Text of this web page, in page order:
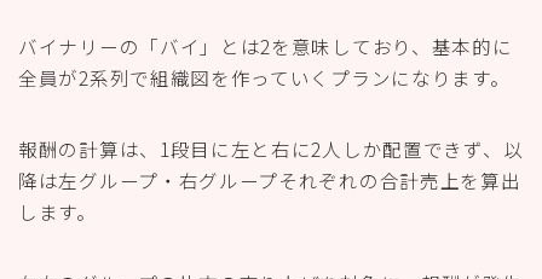
バイナリーの「バイ」とは2を意味しており、基本的に
全員が2系列で組織図を作っていくプランになります。
報酬の計算は、1段目に左と右に2人しか配置できず、以
降は左グループ・右グループそれぞれの合計売上を算出
します。